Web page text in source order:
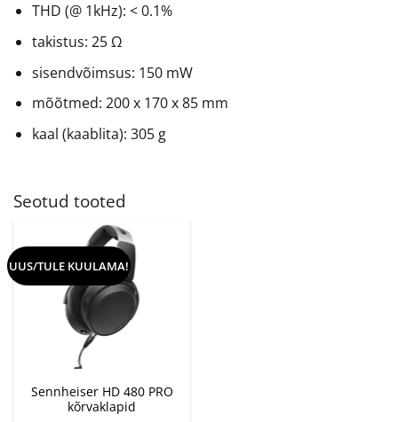
THD (@ 1kHz): < 0.1%
takistus: 25 Ω
sisendvõimsus: 150 mW
mõõtmed: 200 x 170 x 85 mm
kaal (kaablita): 305 g
Seotud tooted
UUS/TULE KUULAMA!
Sennheiser HD 480 PRO
kõrvaklapid